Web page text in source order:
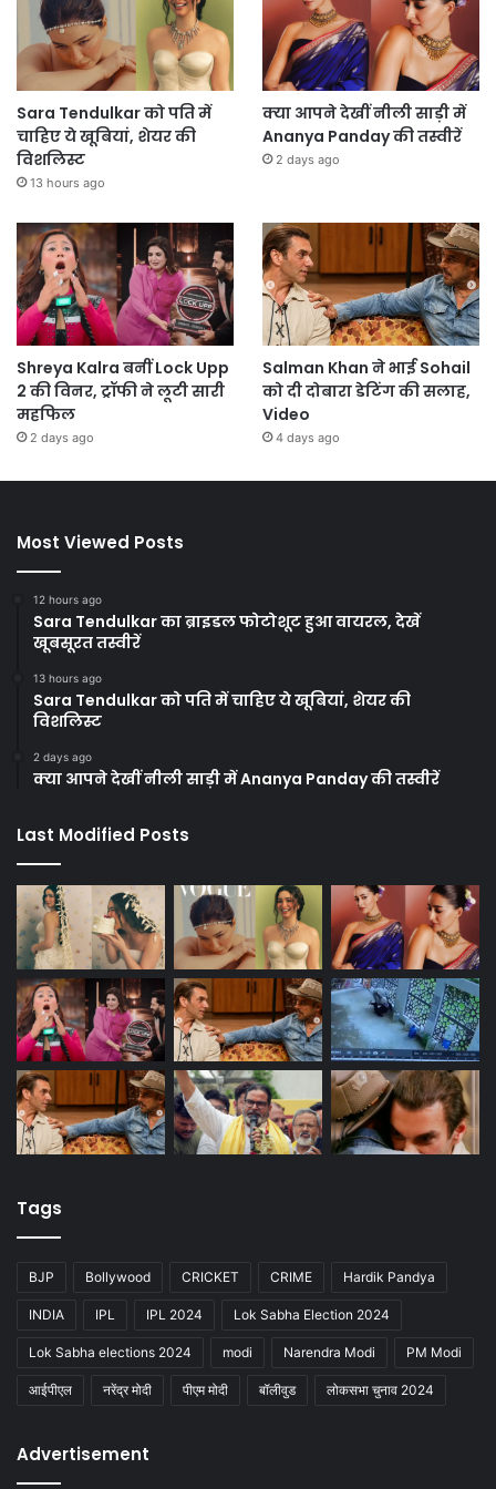
Sara Tendulkar को पति में
चाहिए ये खूबियां, शेयर की
विशलिस्ट
13 hours ago
क्या आपने देखीं नीली साड़ी में
Ananya Panday की तस्वीरें
2 days ago
Shreya Kalra बनीं Lock Upp
2 की विनर, ट्रॉफी ने लूटी सारी
महफिल
2 days ago
Salman Khan ने भाई Sohail
को दी दोबारा डेटिंग की सलाह,
Video
4 days ago
Most Viewed Posts
12 hours ago
Sara Tendulkar का ब्राइडल फोटोशूट हुआ वायरल, देखें
खूबसूरत तस्वीरें
13 hours ago
Sara Tendulkar को पति में चाहिए ये खूबियां, शेयर की
विशलिस्ट
2 days ago
क्या आपने देखीं नीली साड़ी में Ananya Panday की तस्वीरें
Last Modified Posts
Tags
BJP Bollywood CRICKET CRIME Hardik Pandya
INDIA IPL IPL 2024 Lok Sabha Election 2024
Lok Sabha elections 2024 modi Narendra Modi PM Modi
आईपीएल नरेंद्र मोदी पीएम मोदी बॉलीवुड लोकसभा चुनाव 2024
Advertisement